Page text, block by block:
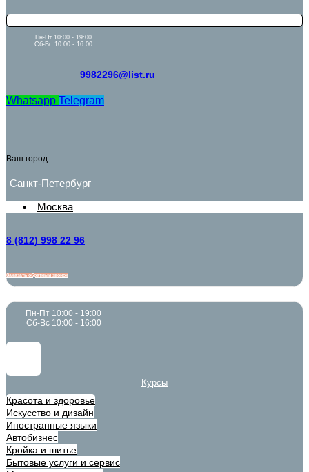
Пн-Пт 10:00 - 19:00
Сб-Вс 10:00 - 16:00
9982296@list.ru
Whatsapp Telegram
Ваш город:
Санкт-Петербург
Москва
8 (812) 998 22 96
Заказать обратный звонок
Пн-Пт 10:00 - 19:00
Сб-Вс 10:00 - 16:00
Курсы
Красота и здоровье
Искусство и дизайн
Иностранные языки
Автобизнес
Кройка и шитье
Бытовые услуги и сервис